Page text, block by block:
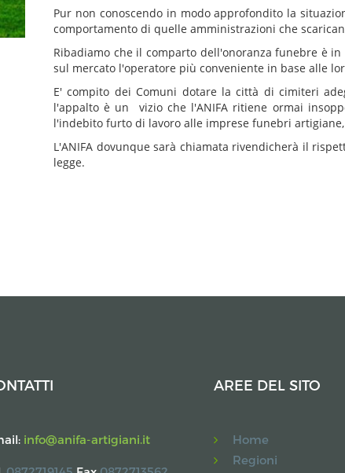
Pur non conoscendo in modo approfondito la
comportamento di quelle amministrazioni che
Ribadiamo che il comparto dell'onoranza funebre è
sul mercato l'operatore più conveniente in base alle
E' compito dei Comuni dotare la città di cimiteri
l'appalto è un vizio che l'ANIFA ritiene ormai
l'indebito furto di lavoro alle imprese funebri
L'ANIFA dovunque sarà chiamata rivendicherà il
legge.
info@anifa-artigiani.it
AREE DEL SITO
Home
Regioni